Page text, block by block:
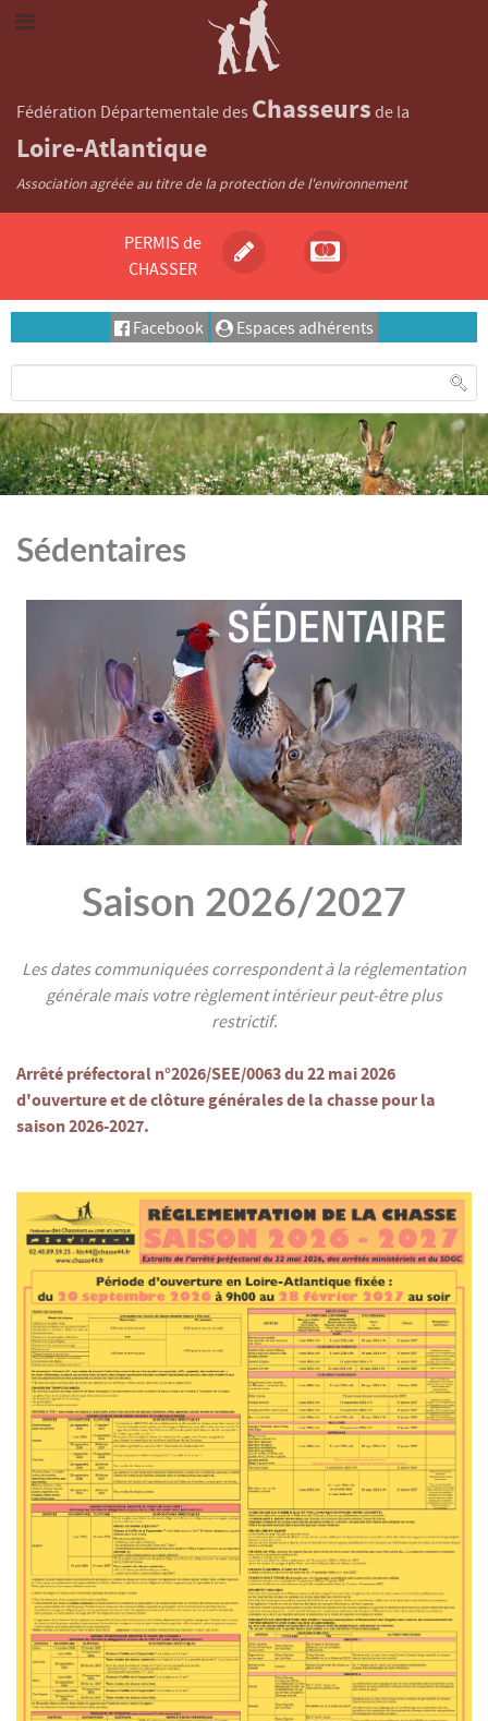
Fédération Départementale des Chasseurs de la
Loire-Atlantique
Association agréée au titre de la protection de l'environnement
PERMIS de
CHASSER
Facebook Espaces adhérents
Sédentaires
Saison 2026/2027
Les dates communiquées correspondent à la réglementation
générale mais votre règlement intérieur peut-être plus
restrictif.
Arrêté préfectoral n°2026/SEE/0063 du 22 mai 2026
d'ouverture et de clôture générales de la chasse pour la
saison 2026-2027.